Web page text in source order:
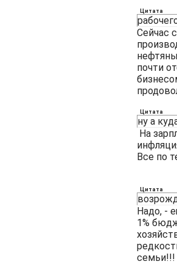
Цитата
Сейчас
почти
Цитата
ну а
На
Все по
Цитата
Надо, -
1%